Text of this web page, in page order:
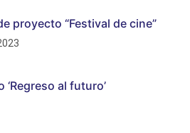
proyecto “Festival de cine”
al futuro’